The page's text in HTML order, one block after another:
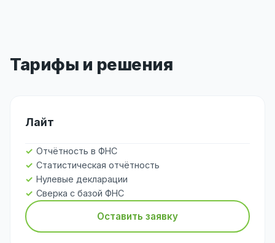
Тарифы и решения
Лайт
Отчётность в ФНС
Статистическая отчётность
Нулевые декларации
Сверка с базой ФНС
Оставить заявку